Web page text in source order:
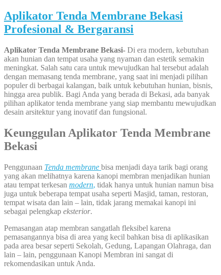
Aplikator Tenda Membrane Bekasi
Profesional & Bergaransi
Aplikator Tenda Membrane Bekasi- Di era modern, kebutuhan
akan hunian dan tempat usaha yang nyaman dan estetik semakin
meningkat. Salah satu cara untuk mewujudkan hal tersebut adalah
dengan memasang tenda membrane, yang saat ini menjadi pilihan
populer di berbagai kalangan, baik untuk kebutuhan hunian, bisnis,
hingga area publik. Bagi Anda yang berada di Bekasi, ada banyak
pilihan aplikator tenda membrane yang siap membantu mewujudkan
desain arsitektur yang inovatif dan fungsional.
Keunggulan Aplikator Tenda Membrane
Bekasi
Penggunaan Tenda membrane bisa menjadi daya tarik bagi orang
yang akan melihatnya karena kanopi membran menjadikan hunian
atau tempat terkesan modern, tidak hanya untuk hunian namun bisa
juga untuk beberapa tempat usaha seperti Masjid, taman, restoran,
tempat wisata dan lain – lain, tidak jarang memakai kanopi ini
sebagai pelengkap eksterior.
Pemasangan atap membran sangatlah fleksibel karena
pemasangannya bisa di area yang kecil bahkan bisa di aplikasikan
pada area besar seperti Sekolah, Gedung, Lapangan Olahraga, dan
lain – lain, penggunaan Kanopi Membran ini sangat di
rekomendasikan untuk Anda.